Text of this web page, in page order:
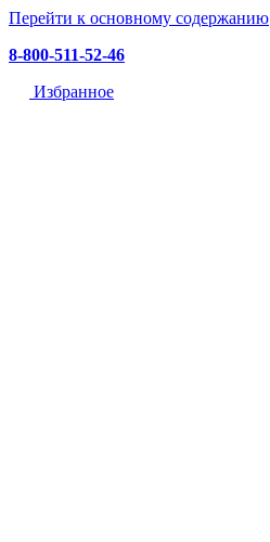
Перейти к основному содержанию
8-800-511-52-46
Избранное